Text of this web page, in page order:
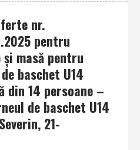
nr.
pentru
masă pentru
baschet U14
din 14 persoane –
de baschet U14
21-